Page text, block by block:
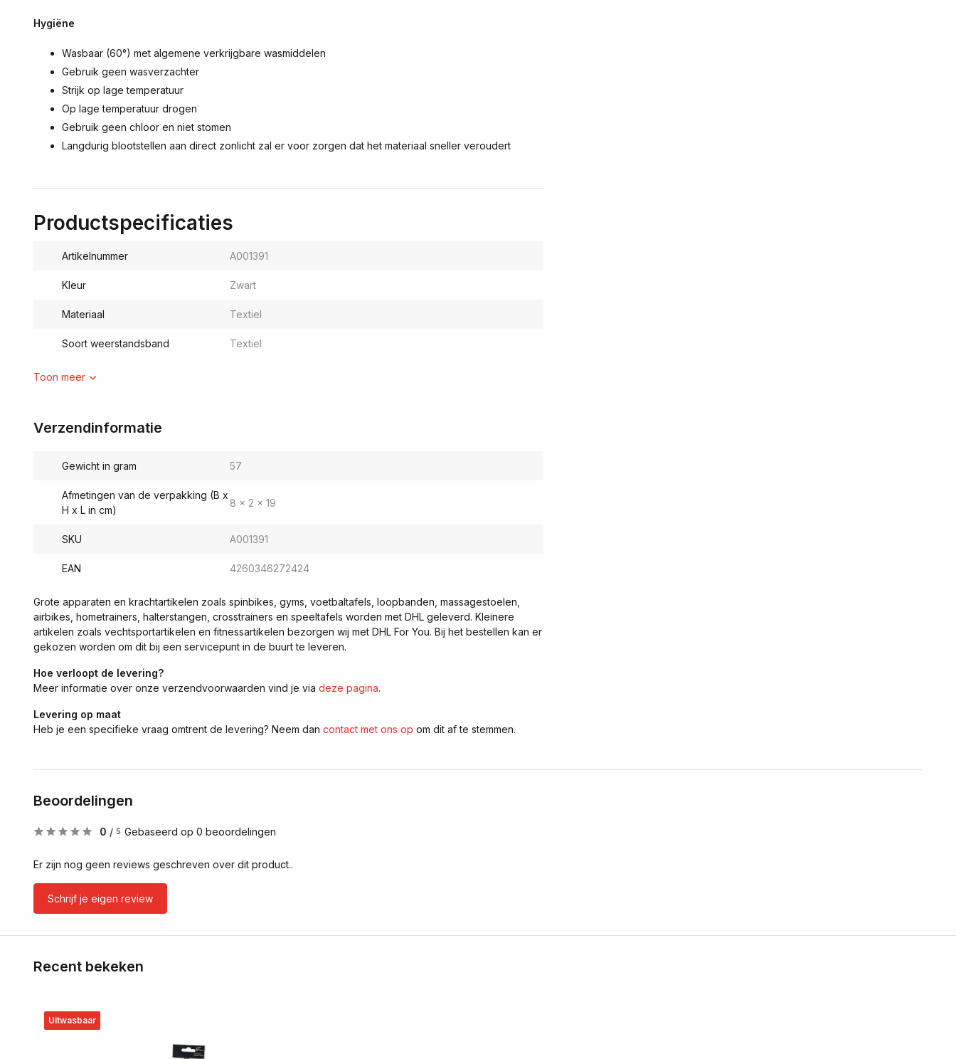
Hygiëne
Wasbaar (60°) met algemene verkrijgbare wasmiddelen
Gebruik geen wasverzachter
Strijk op lage temperatuur
Op lage temperatuur drogen
Gebruik geen chloor en niet stomen
Langdurig blootstellen aan direct zonlicht zal er voor zorgen dat het materiaal sneller veroudert
Productspecificaties
Artikelnummer A001391
Kleur Zwart
Materiaal Textiel
Soort weerstandsband Textiel
Toon meer
Verzendinformatie
Gewicht in gram 57
Afmetingen van de verpakking (B x
H x L in cm)
8 x 2 x 19
SKU A001391
EAN 4260346272424
Grote apparaten en krachtartikelen zoals spinbikes, gyms, voetbaltafels, loopbanden, massagestoelen,
airbikes, hometrainers, halterstangen, crosstrainers en speeltafels worden met DHL geleverd. Kleinere
artikelen zoals vechtsportartikelen en fitnessartikelen bezorgen wij met DHL For You. Bij het bestellen kan er
gekozen worden om dit bij een servicepunt in de buurt te leveren.
Hoe verloopt de levering?
Meer informatie over onze verzendvoorwaarden vind je via deze pagina.
Levering op maat
Heb je een specifieke vraag omtrent de levering? Neem dan contact met ons op om dit af te stemmen.
Beoordelingen
0 / 5 Gebaseerd op 0 beoordelingen
Er zijn nog geen reviews geschreven over dit product..
Schrijf je eigen review
Recent bekeken
Uitwasbaar